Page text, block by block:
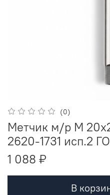
(0)
Метчик м/р М
2620-1731 исп.2
1 088 ₽
В